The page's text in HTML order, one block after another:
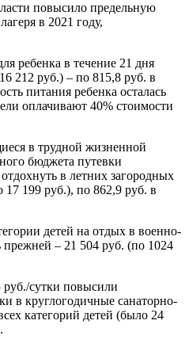
повысило предельную
в 2021 году,
ребенка в течение 21 дня
212 руб.) – по 815,8 руб. в
питания ребенка осталась
оплачивают 40% стоимости
в трудной жизненной
бюджета путевки
в летних загородных
17 199 руб.), по 862,9 руб. в
детей на отдых в военно-
прежней – 21 504 руб. (по 1024
сутки повысили
в круглогодичные санаторно-
категорий детей (было 24